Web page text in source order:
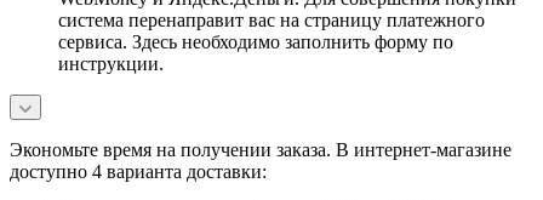
система перенаправит вас на страницу платежного
сервиса. Здесь необходимо заполнить форму по
инструкции.
Экономьте время на получении заказа. В интернет-магазине
доступно 4 варианта доставки: